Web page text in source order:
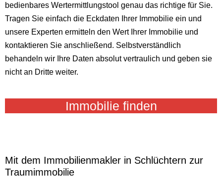
bedienbares Wertermittlungstool genau das richtige für Sie.
Tragen Sie einfach die Eckdaten Ihrer Immobilie ein und
unsere Experten ermitteln den Wert Ihrer Immobilie und
kontaktieren Sie anschließend. Selbstverständlich
behandeln wir Ihre Daten absolut vertraulich und geben sie
nicht an Dritte weiter.
Immobilie finden
Mit dem Immobilienmakler in Schlüchtern zur
Traumimmobilie